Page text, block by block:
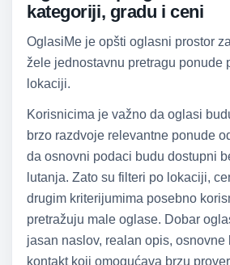
kategoriji, gradu i ceni
OglasiMe je opšti oglasni prostor
žele jednostavnu pretragu ponude
lokaciji.
Korisnicima je važno da oglasi
brzo razdvoje relevantne ponude
da osnovni podaci budu dostupni
lutanja. Zato su filteri po lokaciji,
drugim kriterijumima posebno
pretražuju male oglase. Dobar
jasan naslov, realan opis, osnovne
kontakt koji omogućava brzu